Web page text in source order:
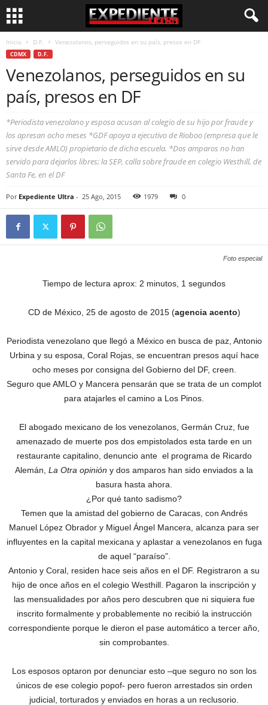
Inicio D.F. Venezolanos, perseguidos en su país, presos en DF
CDMX D.F.
Venezolanos, perseguidos en su
país, presos en DF
*Periodista venezolano y esposa acusan al colegio de su hijo por fraude y
los apresan ocho meses *GDF apoya a ejecutivo de Rioboo (empresa que le
sirve desde AMLO) propietario de dicha escuela. *Dos amparos no han
servido para dejarlos libres; la SEP, calla sobre fraude en colegio Westhill, de
Santa Fe, en el DF
Por Expediente Ultra - 25 Ago, 2015 1979 0
Foto especial
Tiempo de lectura aprox: 2 minutos, 1 segundos
CD de México, 25 de agosto de 2015 (agencia acento)
Periodista venezolano que llegó a México en busca de paz, Antonio
Urbina y su esposa, Coral Rojas, se encuentran presos aquí hace
ocho meses por consigna del Gobierno del DF, creen.
Seguro que AMLO y Mancera pensarán que se trata de un complot
para atajarles el camino a Los Pinos.
El abogado mexicano de los venezolanos, Germán Cruz, fue
amenazado de muerte pos dos empistolados esta tarde en un
restaurante capitalino, denuncio ante el programa de Ricardo
Alemán, La Otra opinión y dos amparos han sido enviados a la
basura hasta ahora.
¿Por qué tanto sadismo?
Temen que la amistad del gobierno de Caracas, con Andrés
Manuel López Obrador y Miguel Ángel Mancera, alcanza para ser
influyentes en la capital mexicana y aplastar a venezolanos en fuga
de aquel “paraíso”.
Antonio y Coral, residen hace seis años en el DF. Registraron a su
hijo de once años en el colegio Westhill. Pagaron la inscripción y
las mensualidades por años pero descubren que ni siquiera fue
inscrito formalmente y probablemente no recibió la instrucción
correspondiente porque le dieron el pase automático a tercer año,
sin comprobantes.
Los esposos optaron por denunciar esto –que seguro no son los
únicos de ese colegio popof- pero fueron arrestados sin orden
judicial, torturados y enviados en horas a un reclusorio.